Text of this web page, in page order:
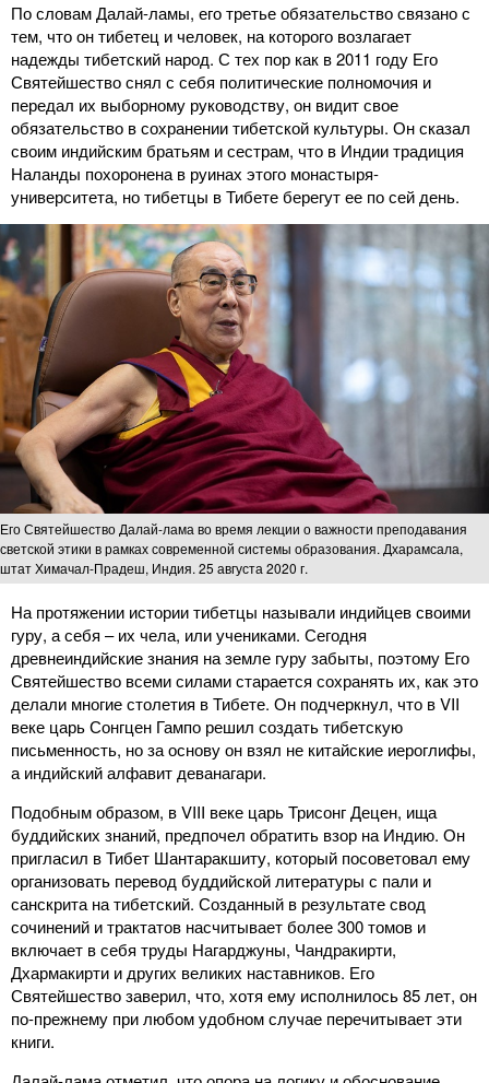
По словам Далай-ламы, его третье обязательство связано с
тем, что он тибетец и человек, на которого возлагает
надежды тибетский народ. С тех пор как в 2011 году Его
Святейшество снял с себя политические полномочия и
передал их выборному руководству, он видит свое
обязательство в сохранении тибетской культуры. Он сказал
своим индийским братьям и сестрам, что в Индии традиция
Наланды похоронена в руинах этого монастыря-
университета, но тибетцы в Тибете берегут ее по сей день.
Его Святейшество Далай-лама во время лекции о важности преподавания
светской этики в рамках современной системы образования. Дхарамсала,
штат Химачал-Прадеш, Индия. 25 августа 2020 г.
На протяжении истории тибетцы называли индийцев своими
гуру, а себя – их чела, или учениками. Сегодня
древнеиндийские знания на земле гуру забыты, поэтому Его
Святейшество всеми силами старается сохранять их, как это
делали многие столетия в Тибете. Он подчеркнул, что в VII
веке царь Сонгцен Гампо решил создать тибетскую
письменность, но за основу он взял не китайские иероглифы,
а индийский алфавит деванагари.
Подобным образом, в VIII веке царь Трисонг Децен, ища
буддийских знаний, предпочел обратить взор на Индию. Он
пригласил в Тибет Шантаракшиту, который посоветовал ему
организовать перевод буддийской литературы с пали и
санскрита на тибетский. Созданный в результате свод
сочинений и трактатов насчитывает более 300 томов и
включает в себя труды Нагарджуны, Чандракирти,
Дхармакирти и других великих наставников. Его
Святейшество заверил, что, хотя ему исполнилось 85 лет, он
по-прежнему при любом удобном случае перечитывает эти
книги.